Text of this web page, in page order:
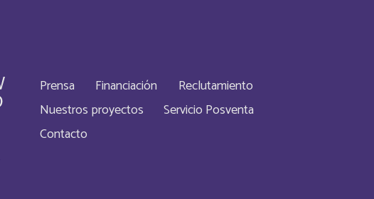
Prensa Financiación
Reclutamiento
Nuestros proyectos
Servicio Posventa
Contacto
Inglés